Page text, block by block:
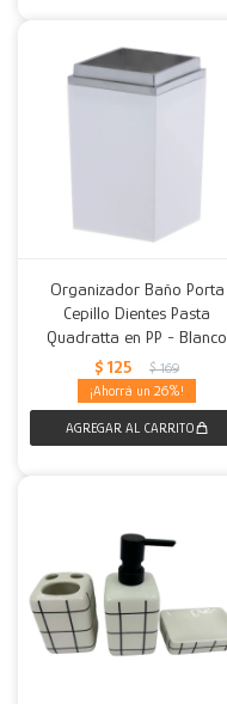
Organizador Baño Porta
Cepillo Dientes Pasta
Quadratta en PP - Blanco
$ 125 $ 169
26